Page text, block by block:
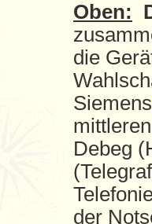
Oben:
die
Siemens
Debeg
der